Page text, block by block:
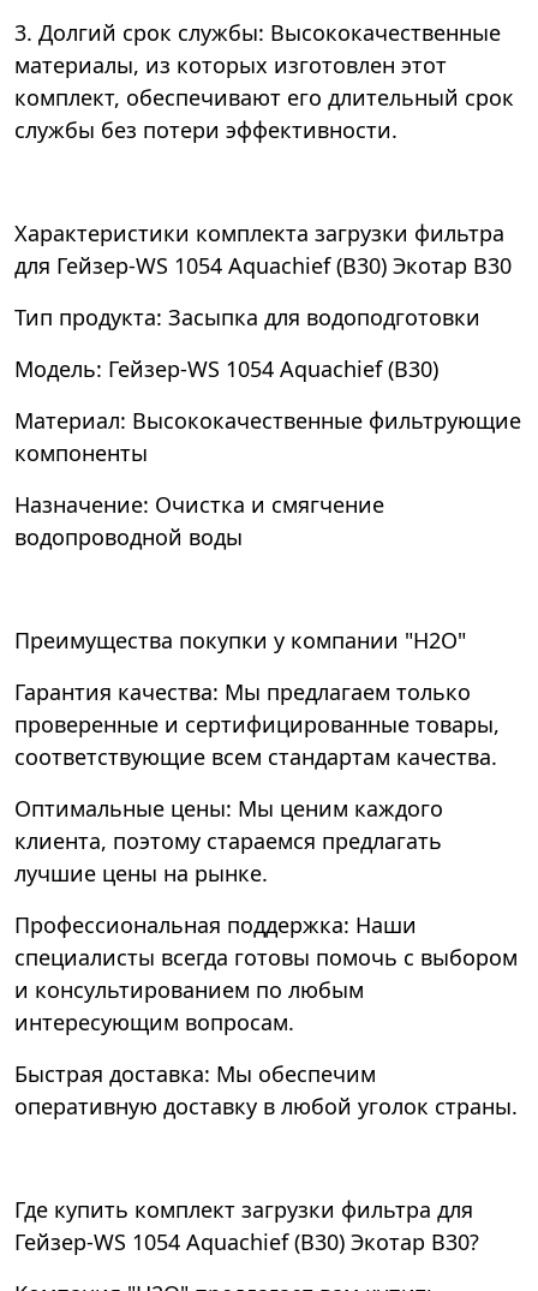
3. Долгий срок службы: Высококачественные
материалы, из которых изготовлен этот
комплект, обеспечивают его длительный срок
службы без потери эффективности.
Характеристики комплекта загрузки фильтра
для Гейзер-WS 1054 Aquachief (B30) Экотар В30
Тип продукта: Засыпка для водоподготовки
Модель: Гейзер-WS 1054 Aquachief (B30)
Материал: Высококачественные фильтрующие
компоненты
Назначение: Очистка и смягчение
водопроводной воды
Преимущества покупки у компании "Н2О"
Гарантия качества: Мы предлагаем только
проверенные и сертифицированные товары,
соответствующие всем стандартам качества.
Оптимальные цены: Мы ценим каждого
клиента, поэтому стараемся предлагать
лучшие цены на рынке.
Профессиональная поддержка: Наши
специалисты всегда готовы помочь с выбором
и консультированием по любым
интересующим вопросам.
Быстрая доставка: Мы обеспечим
оперативную доставку в любой уголок страны.
Где купить комплект загрузки фильтра для
Гейзер-WS 1054 Aquachief (B30) Экотар В30?